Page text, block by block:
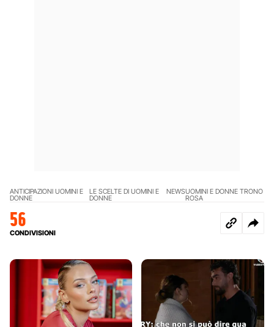
ANTICIPAZIONI UOMINI E
DONNE
LE SCELTE DI UOMINI E
DONNE
NEWSUOMINI E DONNE TRONO
ROSA
56
CONDIVISIONI